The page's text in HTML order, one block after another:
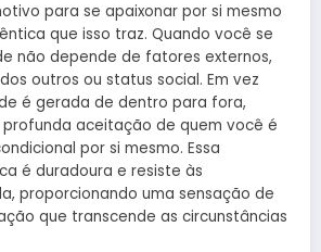
para se apaixonar por si mesmo
que isso traz. Quando você se
não depende de fatores externos,
outros ou status social. Em vez
é gerada de dentro para fora,
aceitação de quem você é
por si mesmo. Essa
é duradoura e resiste às
proporcionando uma sensação de
que transcende as circunstâncias